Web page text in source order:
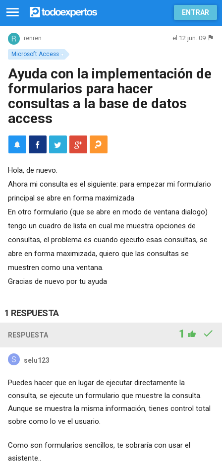
ENTRAR
Microsoft Access
renren el 12 jun. 09
Ayuda con la implementación de
formularios para hacer
consultas a la base de datos
access
Hola, de nuevo.
Ahora mi consulta es el siguiente: para empezar mi formulario
principal se abre en forma maximizada
En otro formulario (que se abre en modo de ventana dialogo)
tengo un cuadro de lista en cual me muestra opciones de
consultas, el problema es cuando ejecuto esas consultas, se
abre en forma maximizada, quiero que las consultas se
muestren como una ventana.
Gracias de nuevo por tu ayuda
1 RESPUESTA
RESPUESTA 1
selu123
Puedes hacer que en lugar de ejecutar directamente la
consulta, se ejecute un formulario que muestre la consulta.
Aunque se muestra la misma información, tienes control total
sobre como lo ve el usuario.
Como son formularios sencillos, te sobraría con usar el
asistente..